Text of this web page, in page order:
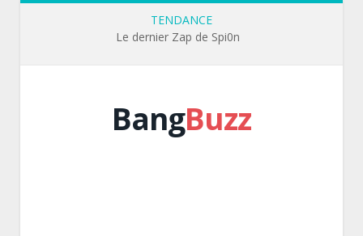
TENDANCE
Le dernier Zap de Spi0n
BangBuzz